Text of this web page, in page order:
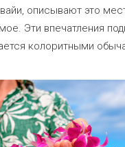
описывают это
Эти впечатления
колоритными